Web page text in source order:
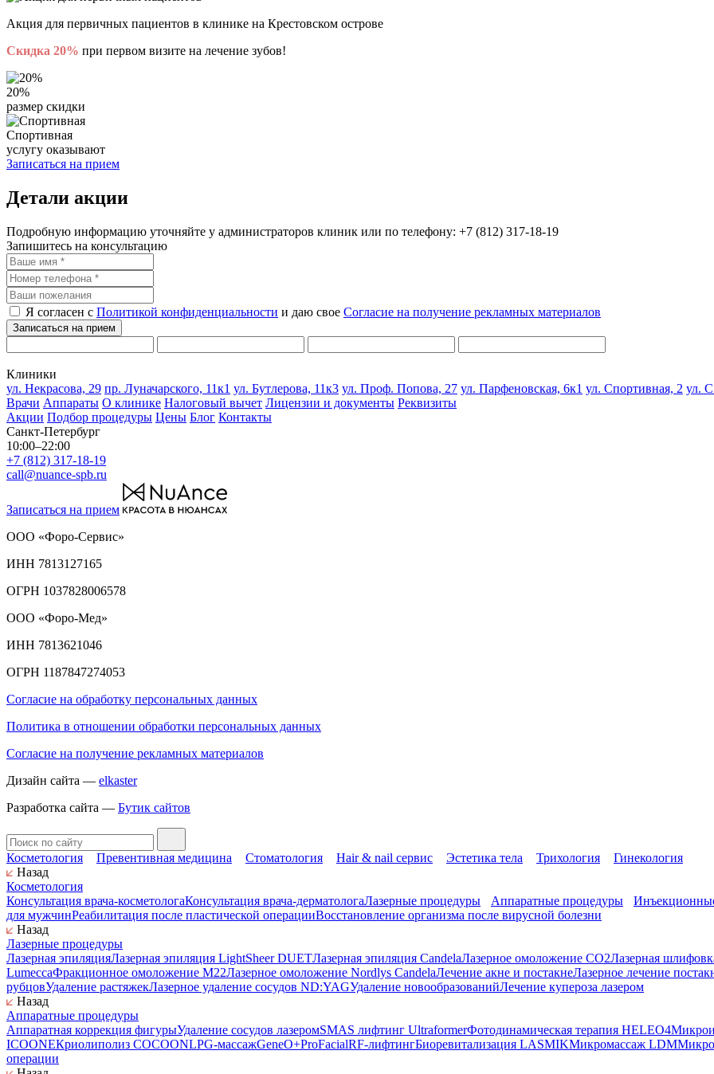
Акция для первичных пациентов в клинике на Крестовском острове
Скидка 20% при первом визите на лечение зубов!
20%
размер скидки
Спортивная
услугу оказывают
Записаться на прием
Детали акции
Подробную информацию уточняйте у администраторов клиник или по телефону: +7 (812) 317-18-19
Запишитесь на консультацию
Я согласен с Политикой конфиденциальности и даю свое Согласие на получение рекламных материалов
Клиники
ул. Некрасова, 29 пр. Луначарского, 11к1 ул. Бутлерова, 11к3 ул. Проф. Попова, 27 ул. Парфеновская, 6к1 ул. Спортивная, 2 ул.
Врачи Аппараты О клинике Налоговый вычет Лицензии и документы Реквизиты
Акции Подбор процедуры Цены Блог Контакты
Санкт-Петербург
10:00–22:00
+7 (812) 317-18-19
call@nuance-spb.ru
Записаться на прием
ООО «Форо-Сервис»
ИНН 7813127165
ОГРН 1037828006578
ООО «Форо-Мед»
ИНН 7813621046
ОГРН 1187847274053
Согласие на обработку персональных данных
Политика в отношении обработки персональных данных
Согласие на получение рекламных материалов
Дизайн сайта — elkaster
Разработка сайта — Бутик сайтов
Косметология Превентивная медицина Стоматология Hair & nail сервис Эстетика тела Трихология
Гинекология
Назад
Косметология
Консультация врача-косметологаКонсультация врача-дерматологаЛазерные процедуры Аппаратные процедуры
для мужчинРеабилитация после пластической операцииВосстановление организма после вирусной болезни
Назад
Лазерные процедуры
Лазерная эпиляцияЛазерная эпиляция LightSheer DUETЛазерная эпиляция CandelaЛазерное омоложение СО2Лазерная
LumeccaФракционное омоложение M22Лазерное омоложение Nordlys CandelaЛечение акне и постакнеЛазерное лечение
рубцовУдаление растяжекЛазерное удаление сосудов ND:YAGУдаление новообразованийЛечение купероза лазером
Назад
Аппаратные процедуры
Аппаратная коррекция фигурыУдаление сосудов лазеромSMAS лифтинг UltraformerФотодинамическая терапия HELEO4
ICOONEКриолиполиз COCOONLPG-массажGeneO+ProFacialRF-лифтингБиоревитализация LASMIKМикромассаж LDM
операции